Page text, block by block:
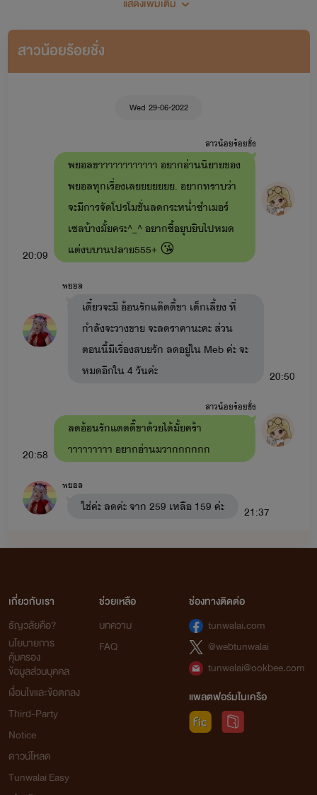
เป็นนักหัดเขียนหน้าเก่าพอสมควรนะคะ
พยอลมาแปะผังนิยายค่ะสำหรับคนที่เพิ่งเข้ามา
ยั่วรักคุณอาขา: อาอัค x เดหลี มีลูกชื่อ มาหยา มาเฟีย (ใน
ลองรัก: หมอมิกซ์xเทย่า มีลูกสาวชื่อ มาเบลล์ มายู)
-ดื้อสวาท: ต่อต้าน x มาหยา (ในเรื่องมีเรื่อง
มายู)
-พี่ชายสอนรัก
หนี้สวาท
: เมษ x ลูกหว้า
อ้อนรักแด๊ดดี้ขา: พายุ x หนูบัว มีลูกคือ ใยบัว สายฟ้า วายุ
(ในเรื่องจะมีเรื่อง ลวงรัก : พัฒน์ x ไข่มุก)
: ยิปซี x เอเคอร์ มีลูกคือ ใยบัว ซีลอน ใบบัว
(ในเรื่องจะมีเรื่องรักดั่งสายฟ้าสายฟ้า x ซินซิน )
-อ้อนรักร้ายนายมาเฟีย: ใยบัว x มาเฟีย (ในเรื่องจะมีเรื่อง
ของ วายุ x ลูกเจี๊ยบ ชื่อตอนว่าเรียกเฮีย)
รักลับ: ฟ้าคราม x ลลิซ (ฟ้าครามเป็นน้องชายของพายุเรื่อง
อ้อนรักแด๊ดดี้ขา)
นางบำเรอ: ชาร์ล x ของขวัญ มีลูกคือ เจ้าขา ขุนพล เจ้าหญิง
เมียหมอ
: คริส x มายด์ มีลูก อาทิตย์ ทานตะวัน (เพื่อนของ
ชาร์ลและของขวัญ)
-เลี้ยงรัก
เจ้าขา x เลกซัส
-น้องชาย
ขุนพล x นับดาว (ในเรื่องจะมีเรื่องพี่สาว
ทานตะวัน x ไนท์)
-ผูกรักผูกสวาท
เจ้าหญิง x อาทิตย์ (ในเรื่องจะมีเรื่อง
รัก: กาย x เจนนี่)
คลั่งรัก: เดฟ x จันทร์เจ้า (เดฟจะอยู่ในแก๊ง อาทิตย์ กาย)
แสดงเพิ่มเติม
สาวน้อยร้อยชั่ง
Wed 29-06-2022
สาวน้อยร้อยชั่ง
20:09
พยอลขาาาาาาาาาาาา อยากอ่านนิยายของ
พยอลทุกเรื่องเลยยยยยยย. อยากทราบว่า
จะมีการจัดโปรโมชั่นลดกระหน่ำซำเมอร์
เซลบ้างมั้ยคระ^_^ อยากซื้อยุบยิบไปหมด
แต่งบบานปลาย555+ 😘
พยอล
20:50
เดี๋ยวจะมี อ้อนรักแด๊ดดี้ขา เด็กเลี้ยง ที่
กำลังจะวางขาย จะลดราคานะคะ ส่วน
ตอนนี้มีเรื่องสบยรัก ลดอยู่ใน Meb ค่ะ จะ
หมดอีกใน 4 วันค่ะ
สาวน้อยร้อยชั่ง
20:58
ลดอ้อนรักแดดดี๊ขาด้วยได้มั้ยคร้า
าาาาาาาาา อยากอ่านมวากกกกกก
พยอล
21:37
ใช่ค่ะ ลดค่ะ จาก 259 เหลือ 159 ค่ะ
23:10
เที่ยงคืนวันที่30ค่ะ ติดวางขายของวันที่1
ไปลดที่หนายยยยยยน
เกี่ยวกับเรา
ธัญวลัยคือ?
นโยบายการ
คุ้มครอง
ข้อมูลส่วนบุคคล
เงื่อนไขและข้อตกลง
Third-Party
Notice
ดาวน์โหลด
Tunwalai Easy
ช่วยเหลือ
บทความ
FAQ
ช่องทางติดต่อ
tunwalai.com
@webtunwalai
tunwalai@ookbee.com
แพลตฟอร์มในเครือ